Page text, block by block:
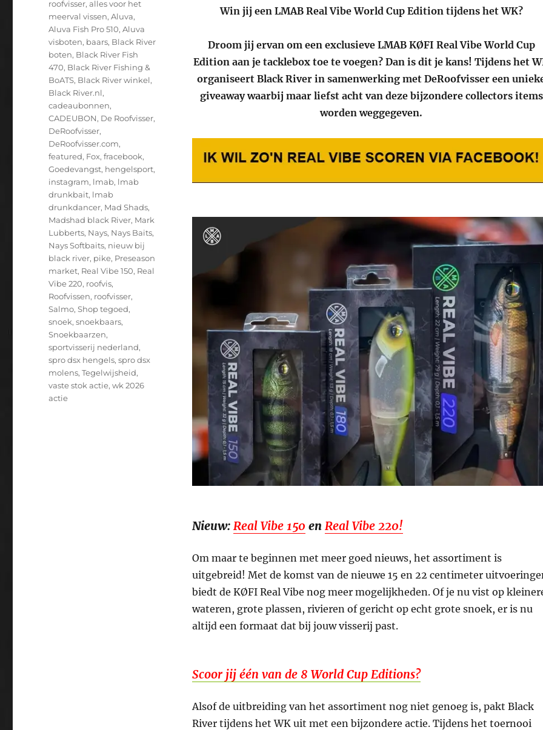
Win jij een LMAB Real Vibe World Cup Edition tijdens het WK?
Droom jij ervan om een exclusieve LMAB KØFI Real Vibe World Cup
Edition aan je tacklebox toe te voegen? Dan is dit je kans! Tijdens het
organiseert Black River in samenwerking met DeRoofvisser een
giveaway waarbij maar liefst acht van deze bijzondere collectors items
worden weggegeven.
Nieuw: Real Vibe 150 en Real Vibe 220!
Om maar te beginnen met meer goed nieuws, het assortiment is
uitgebreid! Met de komst van de nieuwe 15 en 22 centimeter
biedt de KØFI Real Vibe nog meer mogelijkheden. Of je nu vist op
wateren, grote plassen, rivieren of gericht op echt grote snoek, er is nu
altijd een formaat dat bij jouw visserij past.
Scoor jij één van de 8 World Cup Editions?
Alsof de uitbreiding van het assortiment nog niet genoeg is, pakt Black
River tijdens het WK uit met een bijzondere actie. Tijdens het toernooi
roofvisser,alles voor het
meerval vissen,Aluva,
Aluva Fish Pro 510,Aluva
visboten, baars, Black River
boten, Black River Fish
470, Black River Fishing &
BoATS, Black River winkel,
Black River.nl,
cadeaubonnen,
CADEUBON, De Roofvisser,
DeRoofvisser,
DeRoofvisser.com,
featured, Fox,fracebook,
Goedevangst, hengelsport,
instagram, lmab, lmab
drunkbait, lmab
drunkdancer, Mad Shads,
Madshad black River, Mark
Lubberts, Nays, Nays Baits,
Nays Softbaits, nieuw bij
black river, pike, Preseason
market, Real Vibe 150, Real
Vibe 220, roofvis,
Roofvissen, roofvisser,
Salmo,Shop tegoed,
snoek,snoekbaars,
Snoekbaarzen,
sportvisserij nederland,
spro dsx hengels,spro dsx
molens,Tegelwijsheid,
vaste stok actie,wk 2026
actie